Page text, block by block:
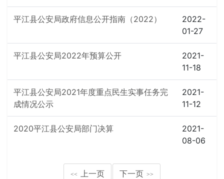
平江县公安局政府信息公开指南（2022）
2022-
01-27
平江县公安局2022年预算公开
2021-
11-18
平江县公安局2021年度重点民生实事任务完
成情况公示
2021-
11-12
2020平江县公安局部门决算
2021-
08-06
<< 上一页 下一页 >>